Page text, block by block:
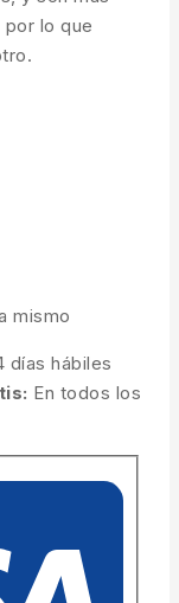
lo que
mismo
días hábiles
En todos los